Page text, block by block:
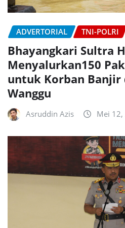
ADVERTORIAL TNI-POLRI
Bhayangkari Sultra
Menyalurkan150
untuk Korban Banjir
Wanggu
Asruddin Azis Mei